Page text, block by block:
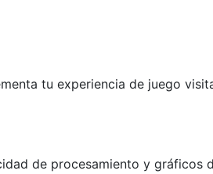
tu experiencia de juego
de procesamiento y gráficos